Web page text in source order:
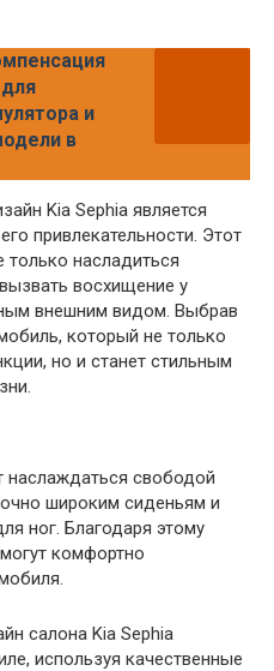
и
в
Kia Sephia является
привлекательности. Этот
насладиться
восхищение у
внешним видом. Выбрав
который не только
но и станет стильным
наслаждаться свободой
широким сиденьям и
ног. Благодаря этому
комфортно
салона Kia Sephia
используя качественные